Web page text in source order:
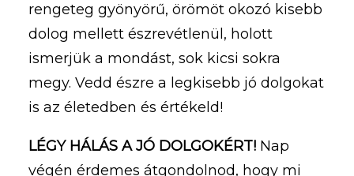
rengeteg gyönyörű, örömöt okozó kisebb
dolog mellett észrevétlenül, holott
ismerjük a mondást, sok kicsi sokra
megy. Vedd észre a legkisebb jó dolgokat
is az életedben és értékeld!
LÉGY HÁLÁS A JÓ DOLGOKÉRT! Nap
végén érdemes átgondolnod, hogy mi